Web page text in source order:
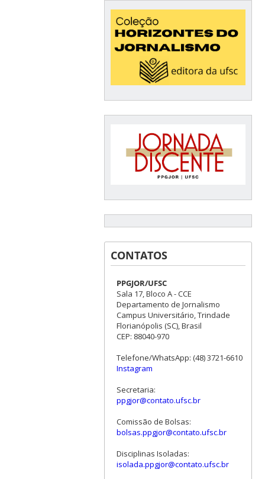
CONTATOS
PPGJOR/UFSC
Sala 17, Bloco A - CCE
Departamento de Jornalismo
Campus Universitário, Trindade
Florianópolis (SC), Brasil
CEP: 88040-970
Telefone/WhatsApp: (48) 3721-6610
Instagram
Secretaria:
ppgjor@contato.ufsc.br
Comissão de Bolsas:
bolsas.ppgjor@contato.ufsc.br
Disciplinas Isoladas:
isolada.ppgjor@contato.ufsc.br